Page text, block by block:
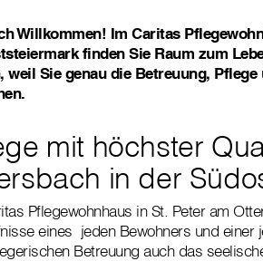
Willkommen! Im Caritas
finden Sie Raum zum
weil Sie genau die Betreuung,
mit höchster
in der
Pflegewohnhaus in St. Peter am
eines jeden Bewohners und einer
Betreuung auch das